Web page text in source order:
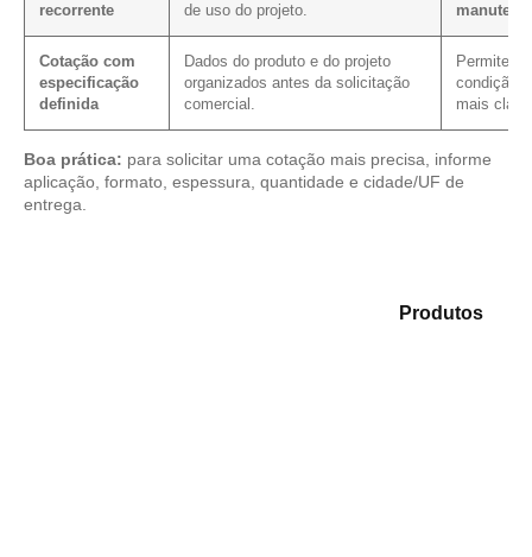
recorrente
de uso do projeto.
Cotação com
especificação
definida
Dados do produto e do projeto
organizados antes da solicitação
comercial.
Permite
condição
mais
Boa prática: para solicitar uma cotação mais precisa, informe
aplicação, formato, espessura, quantidade e cidade/UF de
entrega.
Produtos